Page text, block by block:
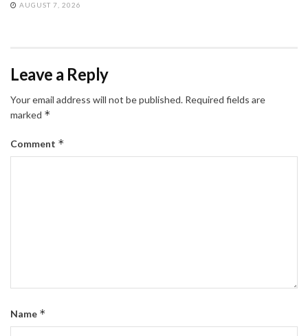
AUGUST 7, 2026
Leave a Reply
Your email address will not be published. Required fields are
marked *
Comment *
Name *